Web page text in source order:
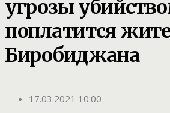
угрозы
поплатится
Биробиджана
17.03.2021 10:00